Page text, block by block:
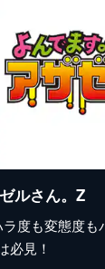
ルさん。Z
度も変態度も
必見！